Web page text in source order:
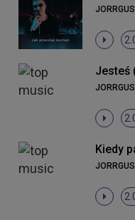
JORRGUS
JORRGUS
JORRGUS